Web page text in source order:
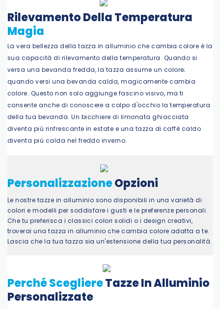
Rilevamento Della Temperatura
Magia
La vera bellezza della tazza in alluminio che cambia colore è la
sua capacità di rilevamento della temperatura. Quando si
versa una bevanda fredda, la tazza assume un colore;
quando versi una bevanda calda, magicamente cambia
colore. Questo non solo aggiunge fascino visivo, ma ti
consente anche di conoscere a colpo d'occhio la temperatura
della tua bevanda. Un bicchiere di limonata ghiacciata
diventa più rinfrescante in estate e una tazza di caffè caldo
diventa più calda nel freddo inverno.
PersonalizzazioneOpzioni
Le nostre tazze in alluminio sono disponibili in una varietà di
colori e modelli per soddisfare i gusti e le preferenze personali.
Che tu preferisca i classici colori solidi o i design creativi,
troverai una tazza in alluminio che cambia colore adatta a te.
Lascia che la tua tazza sia un'estensione della tua personalità.
Perché ScegliereTazze In Alluminio
Personalizzate